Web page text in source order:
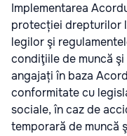
Implementarea
protecției drepturilor
legilor şi
condiţiile de muncă
angajați în baza
conformitate cu
sociale, în caz de
temporară de muncă